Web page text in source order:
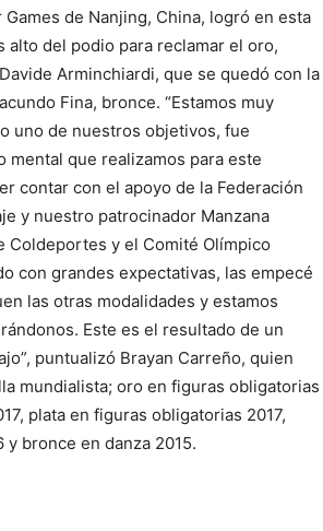
de Nanjing, China, logró en esta
alto del podio para reclamar el oro,
Arminchiardi, que se quedó con la
Fina, bronce. “Estamos muy
uno de nuestros objetivos, fue
mental que realizamos para este
contar con el apoyo de la Federación
y nuestro patrocinador Manzana
Coldeportes y el Comité Olímpico
con grandes expectativas, las empecé
las otras modalidades y estamos
Este es el resultado de un
puntualizó Brayan Carreño, quien
mundialista; oro en figuras obligatorias
plata en figuras obligatorias 2017,
y bronce en danza 2015.